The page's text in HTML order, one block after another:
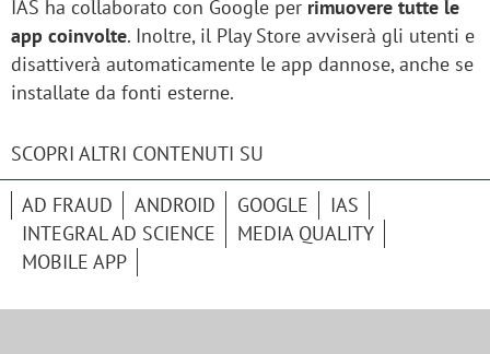
IAS ha collaborato con Google per rimuovere tutte le
app coinvolte. Inoltre, il Play Store avviserà gli utenti e
disattiverà automaticamente le app dannose, anche se
installate da fonti esterne.
SCOPRI ALTRI CONTENUTI SU
AD FRAUD ANDROID GOOGLE
IAS
INTEGRAL AD SCIENCE
MEDIA QUALITY
MOBILE APP